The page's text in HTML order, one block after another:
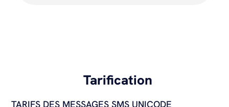
Tarification
TARIFS DES MESSAGES SMS UNICODE